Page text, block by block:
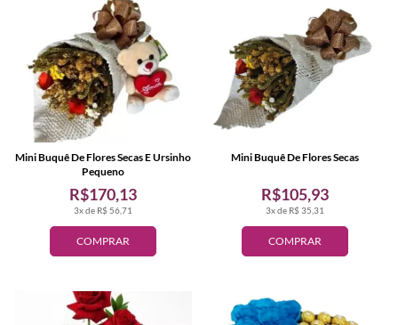
COMPRAR
3x de R$ 56,71
R$170,13
Mini Buquê De Flores Secas E Ursinho
Pequeno
COMPRAR
3x de R$ 35,31
R$105,93
Mini Buquê De Flores Secas